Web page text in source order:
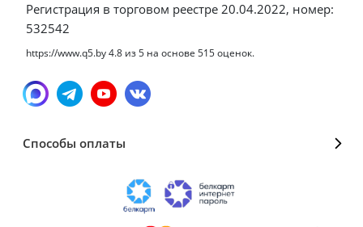
Регистрация в торговом реестре 20.04.2022, номер:
532542
https://www.q5.by4.8 из5 на основе 515оценок.
Способы оплаты